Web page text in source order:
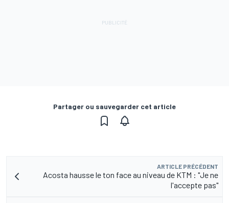
Partager ou sauvegarder cet article
ARTICLE PRÉCÉDENT
Acosta hausse le ton face au niveau de KTM : "Je ne
l'accepte pas"